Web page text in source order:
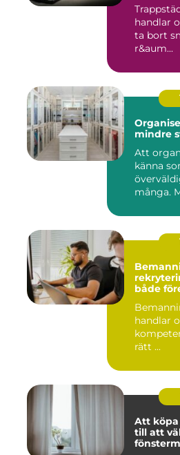
handlar
ta bort
r&aum...
mindre
Att
känna
många.
både
handlar
rätt ...
Att
till att